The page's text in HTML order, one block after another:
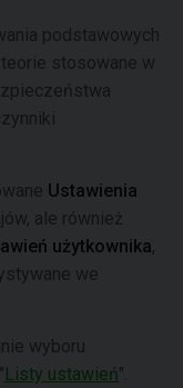
podstawowych
stosowane w
Ustawienia
ale również
użytkownika,
we
wyboru
Listy ustawień".